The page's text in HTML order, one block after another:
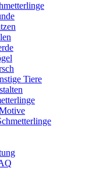
Tiere